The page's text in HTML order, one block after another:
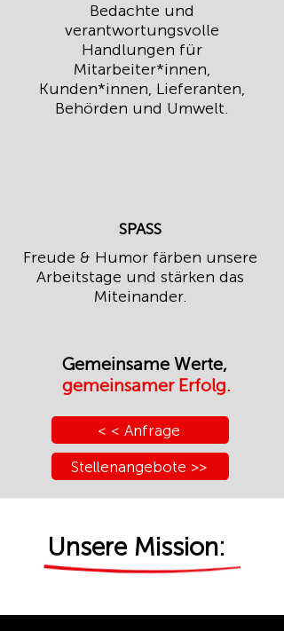
Bedachte und
verantwortungsvolle
Handlungen für
Mitarbeiter*innen,
Kunden*innen, Lieferanten,
Behörden und Umwelt.
SPASS
Freude & Humor färben unsere
Arbeitstage und stärken das
Miteinander.
Gemeinsame Werte,
gemeinsamer Erfolg.
< < Anfrage
Stellenangebote >>
Unsere Mission: